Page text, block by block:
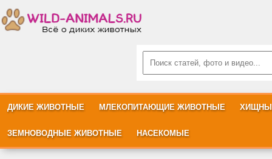
ДИКИЕ ЖИВОТНЫЕ МЛЕКОПИТАЮЩИЕ ЖИВОТНЫЕ
ЗЕМНОВОДНЫЕ ЖИВОТНЫЕ НАСЕКОМЫЕ